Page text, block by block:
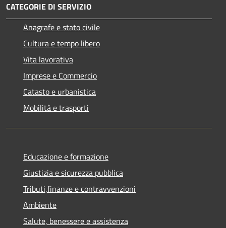
CATEGORIE DI SERVIZIO
Anagrafe e stato civile
Cultura e tempo libero
Vita lavorativa
Imprese e Commercio
Catasto e urbanistica
Mobilità e trasporti
Educazione e formazione
Giustizia e sicurezza pubblica
Tributi,finanze e contravvenzioni
Ambiente
Salute, benessere e assistenza